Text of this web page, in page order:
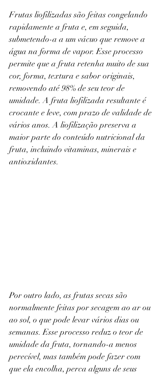
Frutas liofilizadas são feitas congelando
rapidamente a fruta e, em seguida,
submetendo-a a um vácuo que remove a
água na forma de vapor. Esse processo
permite que a fruta retenha muito de sua
cor, forma, textura e sabor originais,
removendo até 98% de seu teor de
umidade. A fruta liofilizada resultante é
crocante e leve, com prazo de validade de
vários anos. A liofilização preserva a
maior parte do conteúdo nutricional da
fruta, incluindo vitaminas, minerais e
antioxidantes.
Por outro lado, as frutas secas são
normalmente feitas por secagem ao ar ou
ao sol, o que pode levar vários dias ou
semanas. Esse processo reduz o teor de
umidade da fruta, tornando-a menos
perecível, mas também pode fazer com
que ela encolha, perca alguns de seus